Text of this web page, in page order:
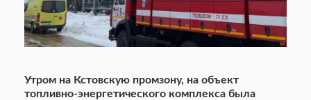
Утром на Кстовскую промзону, на объект
топливно-энергетического комплекса была